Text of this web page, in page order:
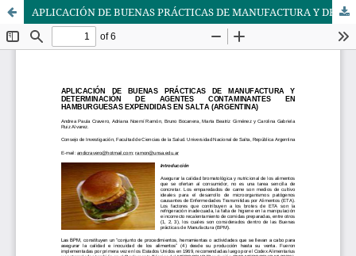
APLICACIÓN DE BUENAS PRÁCTICAS DE MANUFACTURA Y DETERMINACIÓN DE AGENTES CONTAMINANTES EN HAMBURGUESAS EXPENDIDAS EN SALTA (ARGENTINA)